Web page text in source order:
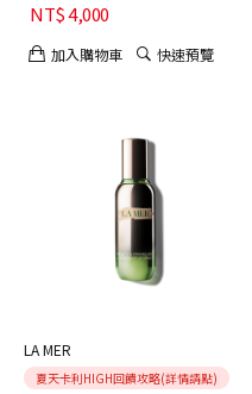
NT$4,000
加入購物車 快速預覽
LA MER
夏天卡利HIGH回饋攻略(詳情請點)